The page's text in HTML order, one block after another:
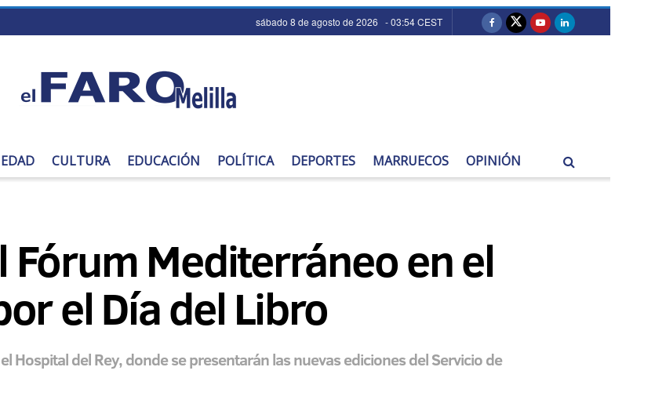
sábado 8 de agosto de 2026 - 03:54 CEST
CULTURA EDUCACIÓN POLÍTICA DEPORTES MARRUECOS OPINIÓN
Fórum Mediterráneo en el
el Día del Libro
Hospital del Rey, donde se presentarán las nuevas ediciones del Servicio de